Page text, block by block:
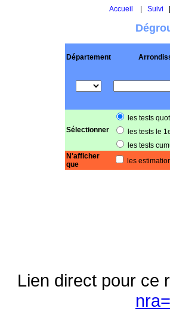
Accueil Suivi
Département
Sélectionner
les tests
les tests le
les tests
N'afficher
que
les
Lien direct pour ce